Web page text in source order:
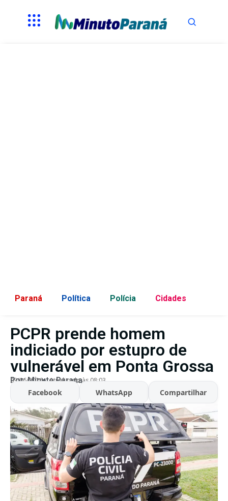
Paraná Política Polícia Cidades
PCPR prende homem
indiciado por estupro de
vulnerável em Ponta Grossa
Por:Minuto Parana
03/06/2026 Atualizado às 08:03
Facebook WhatsApp Compartilhar